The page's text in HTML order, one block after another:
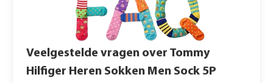
Veelgestelde vragen over Tommy
Hilfiger Heren Sokken Men Sock 5P